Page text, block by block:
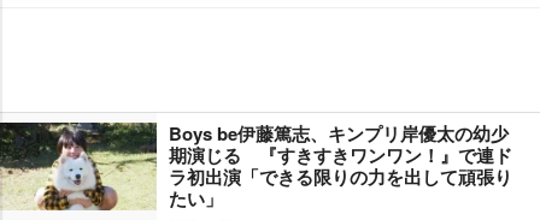
Boys be伊藤篤志、キンプリ岸優太の幼少
期演じる 『すきすきワンワン！』で連ド
ラ初出演「できる限りの力を出して頑張り
たい」